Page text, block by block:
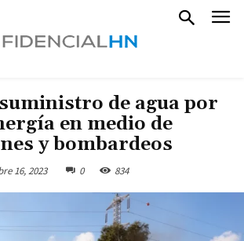
de agua por
en medio de
y bombardeos
16, 2023 0 834